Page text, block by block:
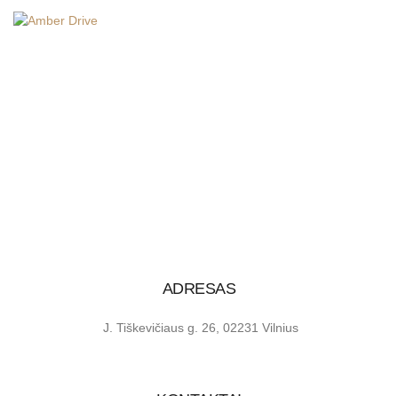
ADRESAS
J. Tiškevičiaus g. 26, 02231 Vilnius